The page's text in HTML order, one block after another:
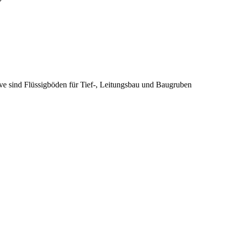
sind Flüssigböden für Tief-, Leitungsbau und Baugruben